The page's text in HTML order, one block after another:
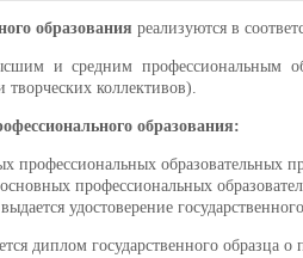
образования реализуются в
и средним профессиональным
творческих коллективов).
образования:
образовательных
профессиональных
удостоверение
диплом государственного образца о